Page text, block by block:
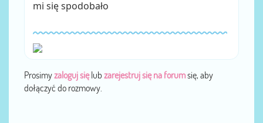
mi się spodobało
Prosimyzaloguj sięlub zarejestruj się na forumsię, aby
dołączyć do rozmowy.